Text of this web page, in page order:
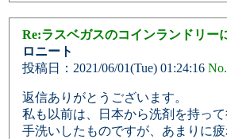
Re:ラスベガスのコインランドリー
ロニート
投稿日：2021/06/01(Tue) 01:24:16
返信ありがとうございます。
私も以前は、日本から洗剤を持っ
手洗いしたものですが、あまりに